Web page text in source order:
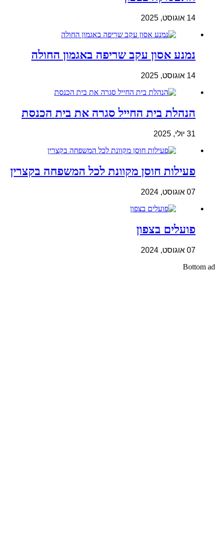
14 אוגוסט, 2025
נמנע אסון עקב שריפה באגמון החולה
14 אוגוסט, 2025
הנהלת בית החייל סגרה את בית הכנסת
31 יולי, 2025
פעילות חוסן מקוונת לכל המשפחה בקצרין
07 אוגוסט, 2024
פועלים בצפון
07 אוגוסט, 2024
Bottom ad